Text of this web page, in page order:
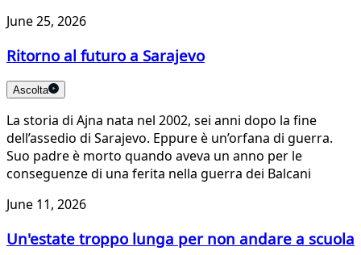
June 25, 2026
Ritorno al futuro a Sarajevo
Ascolta
La storia di Ajna nata nel 2002, sei anni dopo la fine
dell’assedio di Sarajevo. Eppure è un’orfana di guerra.
Suo padre è morto quando aveva un anno per le
conseguenze di una ferita nella guerra dei Balcani
June 11, 2026
Un'estate troppo lunga per non andare a scuola